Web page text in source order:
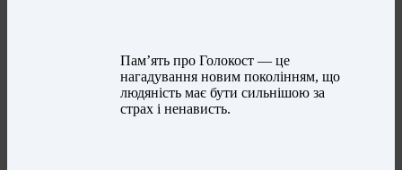
Пам’ять про Голокост — це
нагадування новим поколінням, що
людяність має бути сильнішою за
страх і ненависть.